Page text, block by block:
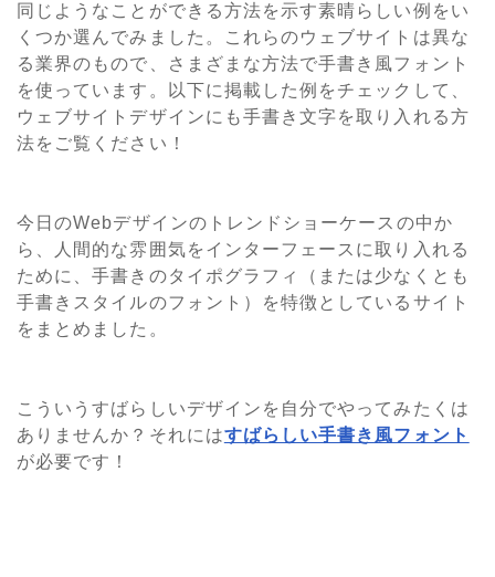
同じようなことができる方法を示す素晴らしい例をい
くつか選んでみました。これらのウェブサイトは異な
る業界のもので、さまざまな方法で手書き風フォント
を使っています。以下に掲載した例をチェックして、
ウェブサイトデザインにも手書き文字を取り入れる方
法をご覧ください！
今日のWebデザインのトレンドショーケースの中か
ら、人間的な雰囲気をインターフェースに取り入れる
ために、手書きのタイポグラフィ（または少なくとも
手書きスタイルのフォント）を特徴としているサイト
をまとめました。
こういうすばらしいデザインを自分でやってみたくは
ありませんか？それにはすばらしい手書き風フォント
が必要です！